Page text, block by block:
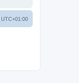
UTC+01:00